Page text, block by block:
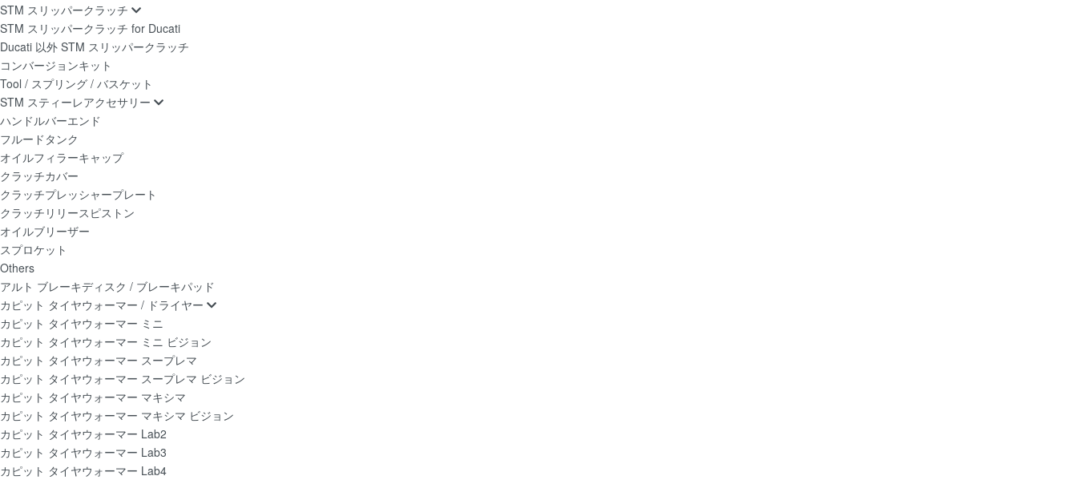
STM スリッパークラッチ
STM スリッパークラッチ for Ducati
Ducati 以外 STM スリッパークラッチ
コンバージョンキット
Tool / スプリング / バスケット
STM スティーレアクセサリー
ハンドルバーエンド
フルードタンク
オイルフィラーキャップ
クラッチカバー
クラッチプレッシャープレート
クラッチリリースピストン
オイルブリーザー
スプロケット
Others
アルト ブレーキディスク / ブレーキパッド
カピット タイヤウォーマー / ドライヤー
カピット タイヤウォーマー ミニ
カピット タイヤウォーマー ミニ ビジョン
カピット タイヤウォーマー スープレマ
カピット タイヤウォーマー スープレマ ビジョン
カピット タイヤウォーマー マキシマ
カピット タイヤウォーマー マキシマ ビジョン
カピット タイヤウォーマー Lab2
カピット タイヤウォーマー Lab3
カピット タイヤウォーマー Lab4